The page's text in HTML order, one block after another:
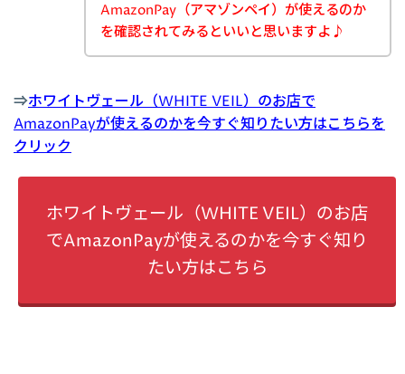
AmazonPay（アマゾンペイ）が使えるのか
を確認されてみるといいと思いますよ♪
⇒ホワイトヴェール（WHITE VEIL）のお店で
AmazonPayが使えるのかを今すぐ知りたい方はこちらを
クリック
ホワイトヴェール（WHITE VEIL）のお店
でAmazonPayが使えるのかを今すぐ知り
たい方はこちら